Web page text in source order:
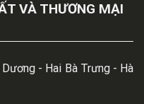
VÀ THƯƠNG MẠI
- Hai Bà Trưng - Hà